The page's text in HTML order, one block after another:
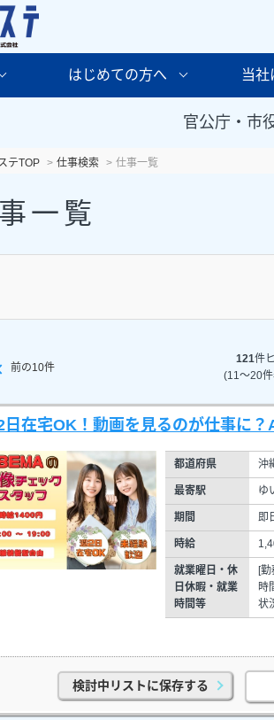
はじめての方へ 当社
官公庁・市
テTOP 仕事検索 仕事一覧
一覧
前の10件
121件
(11～20
日在宅OK！動画を見るのが仕事に
都道府県 沖
最寄駅 ゆ
期間 即
時給
就業曜日・休
日休暇・就業
時間等
[
時
状
検討中リストに保存する